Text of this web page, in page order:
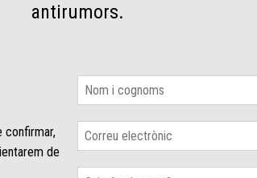
antirumors.
confirmar,
de